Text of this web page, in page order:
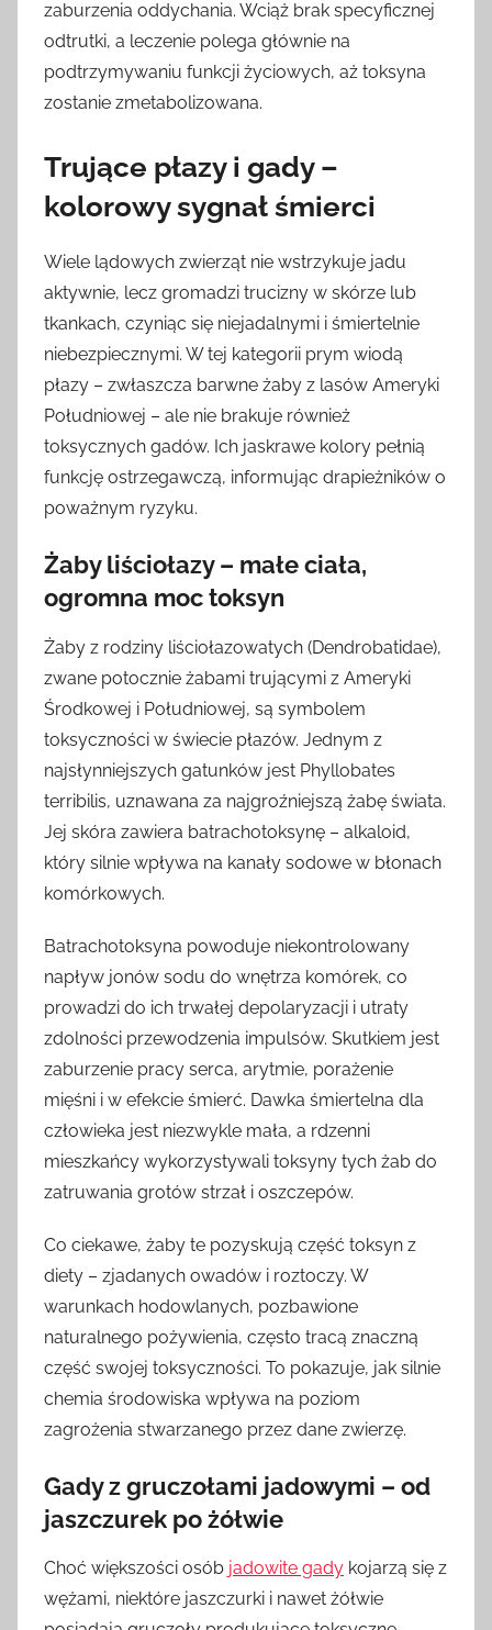
zaburzenia oddychania. Wciąż brak specyficznej
odtrutki, a leczenie polega głównie na
podtrzymywaniu funkcji życiowych, aż toksyna
zostanie zmetabolizowana.
Trujące płazy i gady –
kolorowy sygnał śmierci
Wiele lądowych zwierząt nie wstrzykuje jadu
aktywnie, lecz gromadzi trucizny w skórze lub
tkankach, czyniąc się niejadalnymi i śmiertelnie
niebezpiecznymi. W tej kategorii prym wiodą
płazy – zwłaszcza barwne żaby z lasów Ameryki
Południowej – ale nie brakuje również
toksycznych gadów. Ich jaskrawe kolory pełnią
funkcję ostrzegawczą, informując drapieżników o
poważnym ryzyku.
Żaby liściołazy – małe ciała,
ogromna moc toksyn
Żaby z rodziny liściołazowatych (Dendrobatidae),
zwane potocznie żabami trującymi z Ameryki
Środkowej i Południowej, są symbolem
toksyczności w świecie płazów. Jednym z
najsłynniejszych gatunków jest Phyllobates
terribilis, uznawana za najgroźniejszą żabę świata.
Jej skóra zawiera batrachotoksynę – alkaloid,
który silnie wpływa na kanały sodowe w błonach
komórkowych.
Batrachotoksyna powoduje niekontrolowany
napływ jonów sodu do wnętrza komórek, co
prowadzi do ich trwałej depolaryzacji i utraty
zdolności przewodzenia impulsów. Skutkiem jest
zaburzenie pracy serca, arytmie, porażenie
mięśni i w efekcie śmierć. Dawka śmiertelna dla
człowieka jest niezwykle mała, a rdzenni
mieszkańcy wykorzystywali toksyny tych żab do
zatruwania grotów strzał i oszczepów.
Co ciekawe, żaby te pozyskują część toksyn z
diety – zjadanych owadów i roztoczy. W
warunkach hodowlanych, pozbawione
naturalnego pożywienia, często tracą znaczną
część swojej toksyczności. To pokazuje, jak silnie
chemia środowiska wpływa na poziom
zagrożenia stwarzanego przez dane zwierzę.
Gady z gruczołami jadowymi – od
jaszczurek po żółwie
Choć większości osób jadowite gady kojarzą się z
wężami, niektóre jaszczurki i nawet żółwie